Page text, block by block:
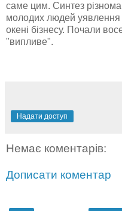
саме цим. Синтез
молодих людей
окені бізнесу. Почали
"випливе".
Надати доступ
Немає коментарів:
Дописати коментар